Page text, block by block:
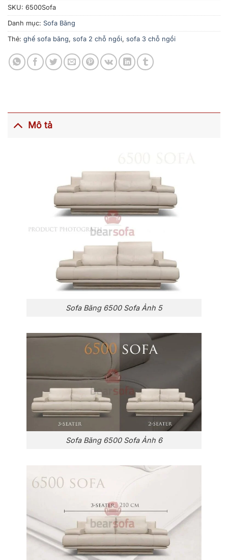
SKU: 6500Sofa
Danh mục: Sofa Băng
Thẻ: ghế sofa băng, sofa 2 chỗ ngồi, sofa 3 chỗ ngồi
Mô tả
Sofa Băng 6500 Sofa Ảnh 5
Sofa Băng 6500 Sofa Ảnh 6